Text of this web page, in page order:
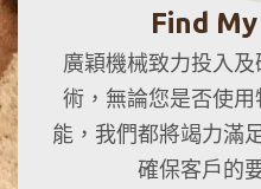
Find
廣穎機械致力投入
術，無論您是否使
能，我們都將竭力滿
確保客戶的